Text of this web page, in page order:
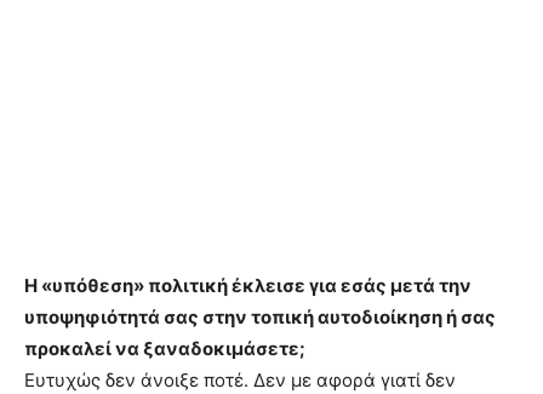
Η «υπόθεση» πολιτική έκλεισε για εσάς μετά την
υποψηφιότητά σας στην τοπική αυτοδιοίκηση ή σας
προκαλεί να ξαναδοκιμάσετε;
Ευτυχώς δεν άνοιξε ποτέ. Δεν με αφορά γιατί δεν